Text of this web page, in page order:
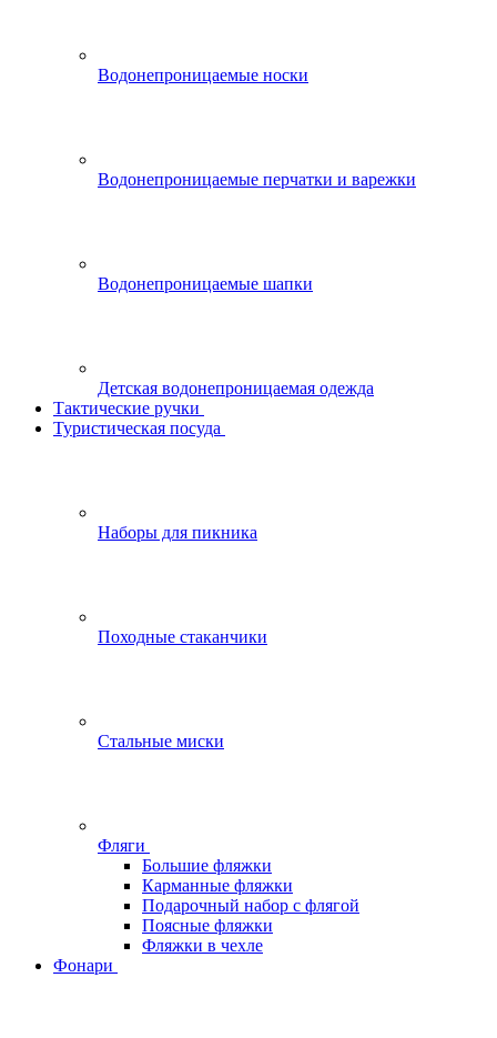
Водонепроницаемые носки
Водонепроницаемые перчатки и варежки
Водонепроницаемые шапки
Детская водонепроницаемая одежда
Тактические ручки
Туристическая посуда
Наборы для пикника
Походные стаканчики
Стальные миски
Фляги
Большие фляжки
Карманные фляжки
Подарочный набор с флягой
Поясные фляжки
Фляжки в чехле
Фонари